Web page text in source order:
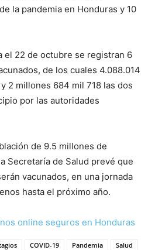
la pandemia en Honduras y 10
el 22 de octubre se registran 6
de los cuales 4.088.014
2 millones 684 mil 718 las dos
por las autoridades
de 9.5 millones de
Secretaría de Salud prevé que
vacunados, en una jornada
hasta el próximo año.
online seguros en Honduras
COVID-19 Pandemia Salud